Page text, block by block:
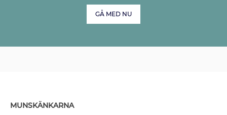
GÅ MED NU
MUNSKÄNKARNA